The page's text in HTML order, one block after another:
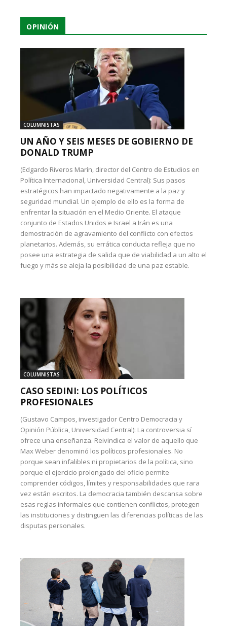
OPINIÓN
COLUMNISTAS
UN AÑO Y SEIS MESES DE GOBIERNO DE
DONALD TRUMP
(Edgardo Riveros Marín, director del Centro de Estudios en
Política Internacional, Universidad Central): Sus pasos
estratégicos han impactado negativamente a la paz y
seguridad mundial. Un ejemplo de ello es la forma de
enfrentar la situación en el Medio Oriente. El ataque
conjunto de Estados Unidos e Israel a Irán es una
demostración de agravamiento del conflicto con efectos
planetarios. Además, su errática conducta refleja que no
posee una estrategia de salida que de viabilidad a un alto el
fuego y más se aleja la posibilidad de una paz estable.
COLUMNISTAS
CASO SEDINI: LOS POLÍTICOS
PROFESIONALES
(Gustavo Campos, investigador Centro Democracia y
Opinión Pública, Universidad Central): La controversia sí
ofrece una enseñanza. Reivindica el valor de aquello que
Max Weber denominó los políticos profesionales. No
porque sean infalibles ni propietarios de la política, sino
porque el ejercicio prolongado del oficio permite
comprender códigos, límites y responsabilidades que rara
vez están escritos. La democracia también descansa sobre
esas reglas informales que contienen conflictos, protegen
las instituciones y distinguen las diferencias políticas de las
disputas personales.